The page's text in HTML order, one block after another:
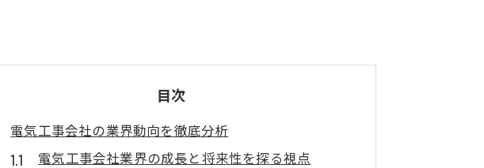
目次
電気工事会社の業界動向を徹底分析
電気工事会社業界の成長と将来性を探る視点